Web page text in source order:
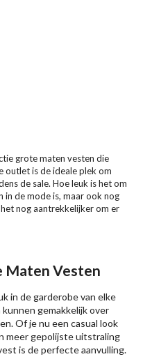
grote maten vesten die
outlet is de ideale plek om
de sale. Hoe leuk is het om
in de mode is, maar ook nog
nog aantrekkelijker om er
Maten Vesten
in de garderobe van elke
gemakkelijk over
Of je nu een casual look
meer gepolijste uitstraling
is de perfecte aanvulling.